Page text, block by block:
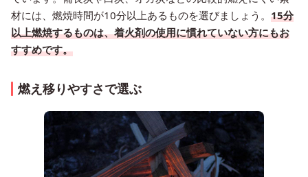
材には、燃焼時間が10分以上あるものを選びましょう。 15分
以上燃焼するものは、着火剤の使用に慣れていない方にもお
すすめです。
燃え移りやすさで選ぶ